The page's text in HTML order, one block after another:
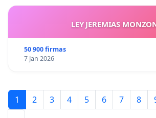
LEY JEREMIAS
50 900 firmas
7 Jan 2026
1 2 3 4 5 6 7 8